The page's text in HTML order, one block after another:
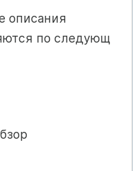
описания
по следующ